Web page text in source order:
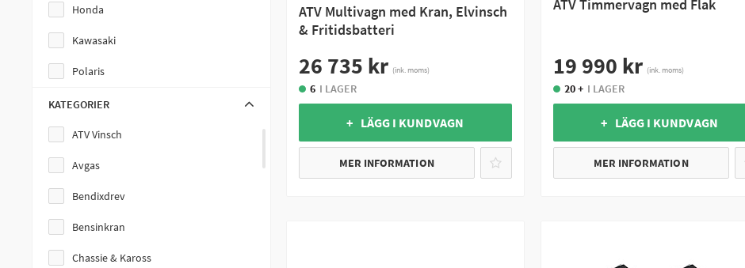
Honda
Kawasaki
Polaris
Segway
SMC
Suzuki
Yamaha
KATEGORIER
ATV Vinsch
Avgas
Bendixdrev
Bensinkran
Chassie & Kaross
ATV Multivagn med Kran, Elvinsch
& Fritidsbatteri
26 735 kr (ink. moms)
6 I LAGER
+ LÄGG I KUNDVAGN
MER INFORMATION
ATV Timmervagn med Flak
19 990 kr (ink. moms)
20 + I LAGER
+ LÄGG I KUNDVAGN
MER INFORMATION